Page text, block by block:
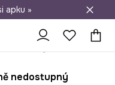
nad 1 200 Kč
apku »
nedostupný